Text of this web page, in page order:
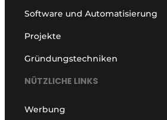
Software und Automatisierung
Projekte
Gründungstechniken
NÜTZLICHE LINKS
Werbung